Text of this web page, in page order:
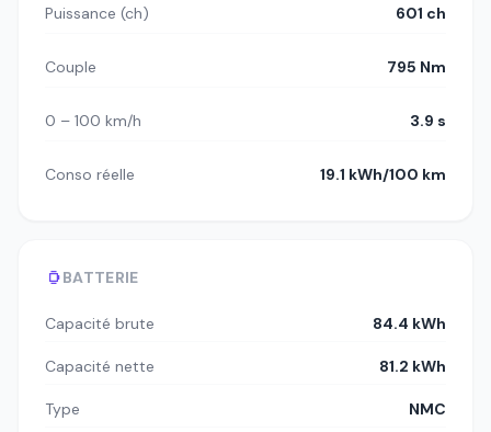
Puissance (ch) 601 ch
Couple 795 Nm
0 – 100 km/h 3.9 s
Conso réelle 19.1 kWh/100 km
BATTERIE
Capacité brute 84.4 kWh
Capacité nette 81.2 kWh
Type NMC